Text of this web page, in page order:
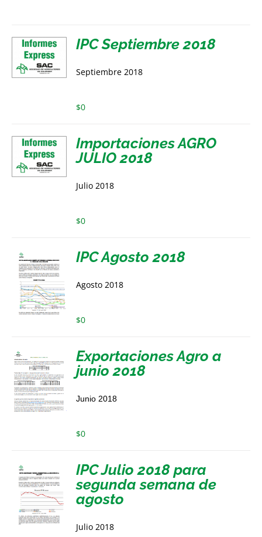
IPC Septiembre 2018
Septiembre 2018
$0
Importaciones AGRO
JULIO 2018
Julio 2018
$0
IPC Agosto 2018
Agosto 2018
$0
Exportaciones Agro a
junio 2018
Junio 2018
$0
IPC Julio 2018 para
segunda semana de
agosto
Julio 2018